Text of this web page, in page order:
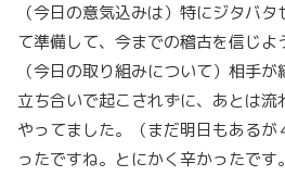
（今日の意気込みは）特にジタバ
て準備して、今までの稽古を信じよ
（今日の取り組みについて）相手が
立ち合いで起こされずに、あとは
やってました。（まだ明日もある
ったですね。とにかく辛かったで